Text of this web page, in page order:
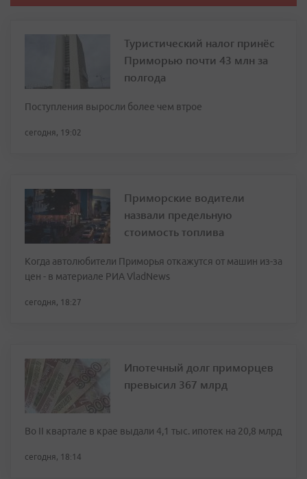
Туристический налог принёс
Приморью почти 43 млн за
полгода
Поступления выросли более чем втрое
сегодня, 19:02
Приморские водители
назвали предельную
стоимость топлива
Когда автолюбители Приморья откажутся от машин из-за
цен - в материале РИА VladNews
сегодня, 18:27
Ипотечный долг приморцев
превысил 367 млрд
Во II квартале в крае выдали 4,1 тыс. ипотек на 20,8 млрд
сегодня, 18:14